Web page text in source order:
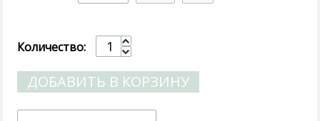
Количество:
ДОБАВИТЬ В КОРЗИНУ